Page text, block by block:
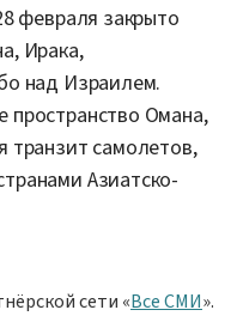
февраля закрыто
Ирака,
над Израилем.
пространство Омана,
транзит самолетов,
Азиатско-
сети «Все СМИ».